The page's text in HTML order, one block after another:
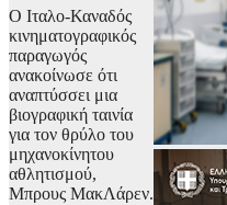
Ο Ιταλo-Καναδός
κινηματογραφικός
παραγωγός
ανακοίνωσε ότι
αναπτύσσει μια
βιογραφική ταινία
για τον θρύλο του
μηχανοκίνητου
αθλητισμού,
Μπρους ΜακΛάρεν.